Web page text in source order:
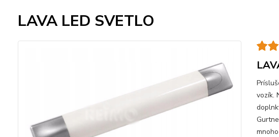
LAVA LED SVETLO
vozík.